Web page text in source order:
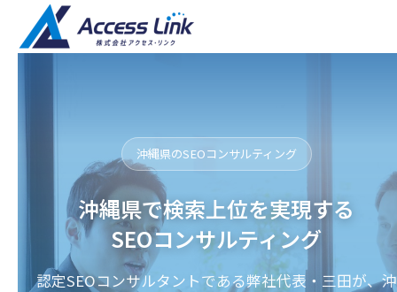
沖縄県のSEOコンサルティング
沖縄県で検索上位を実現する
SEOコンサルティング
認定SEOコンサルタントである弊社代表・三田が、沖